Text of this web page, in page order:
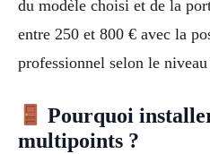
du modèle choisi et de la
entre 250 et 800 € avec la
professionnel selon le
Pourquoi
multipoints ?